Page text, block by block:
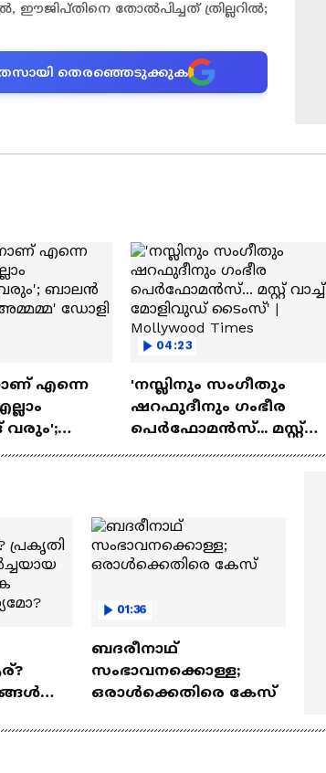
ഈജിപ്തിനെ തോൽപിച്ചത് ത്രില്ലറിൽ;
തെരഞ്ഞെടുക്കുക
എന്നെ
വരും';
04:23
'നസ്ലിനും സംഗീതും
ഷറഫുദീനും ഗംഭീര
പെർഫോമൻസ്... മസ്റ്റ്
വാച്ച് മോളിവുഡ്
01:36
ബദരീനാഥ്‌
സംഭാവനക്കൊള്ള;
ഒരാൾക്കെതിരെ കേസ്